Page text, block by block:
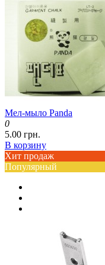
Мел-мыло Panda
0
5.00 грн.
В корзину
Хит продаж
Популярный